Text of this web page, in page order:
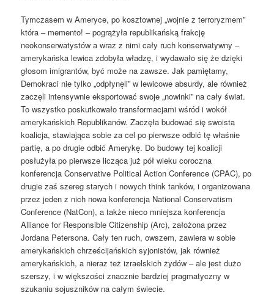
Tymczasem w Ameryce, po kosztownej „wojnie z terroryzmem”
która – memento! – pogrążyła republikańską frakcję
neokonserwatystów a wraz z nimi cały ruch konserwatywny –
amerykańska lewica zdobyła władzę, i wydawało się że dzięki
głosom imigrantów, być może na zawsze. Jak pamiętamy,
Demokraci nie tylko „odpłynęli” w lewicowe absurdy, ale również
zaczęli intensywnie eksportować swoje „nowinki” na cały świat.
To wszystko poskutkowało transformacjami wśród i wokół
amerykańskich Republikanów. Zaczęła budować się swoista
koalicja, stawiająca sobie za cel po pierwsze odbić tę właśnie
partię, a po drugie odbić Amerykę. Do budowy tej koalicji
posłużyła po pierwsze licząca już pół wieku coroczna
konferencja Conservative Political Action Conference (CPAC), po
drugie zaś szereg starych i nowych think tanków, i organizowana
przez jeden z nich nowa konferencja National Conservatism
Conference (NatCon), a także nieco mniejsza konferencja
Alliance for Responsible Citizenship (Arc), założona przez
Jordana Petersona. Cały ten ruch, owszem, zawiera w sobie
amerykańskich chrześcijańskich syjonistów, jak również
amerykańskich, a nieraz też izraelskich żydów – ale jest dużo
szerszy, i w większości znacznie bardziej pragmatyczny w
szukaniu sojuszników na całym świecie.